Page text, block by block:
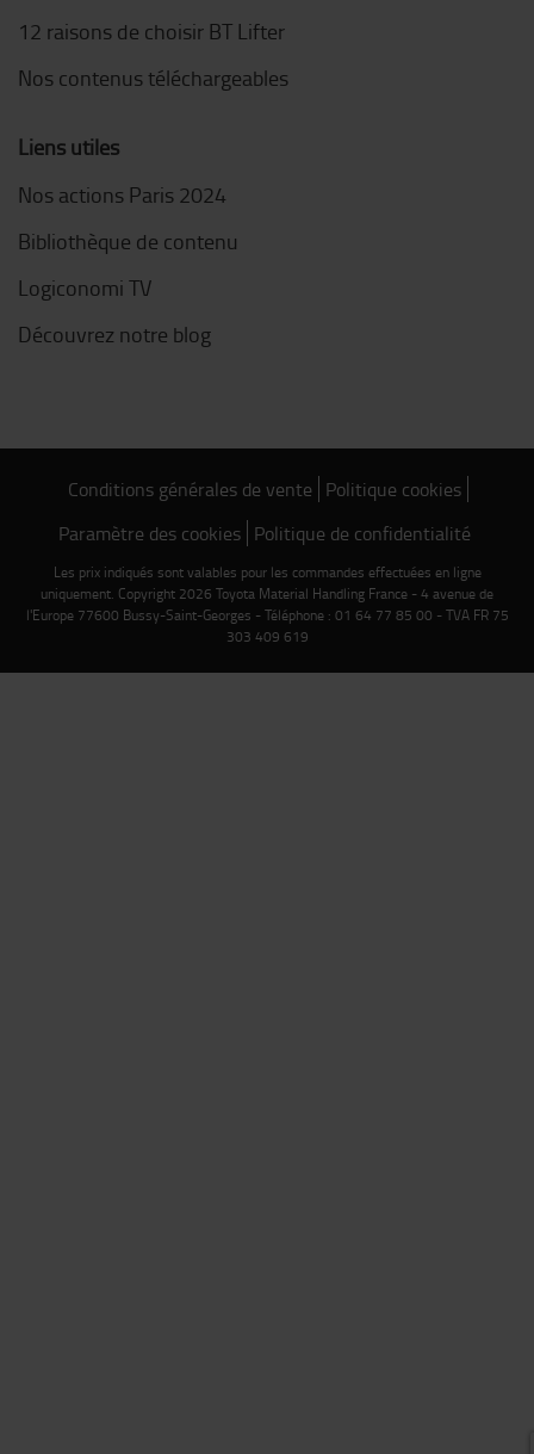
12 raisons de choisir BT Lifter
Nos contenus téléchargeables
Liens utiles
Nos actions Paris 2024
Bibliothèque de contenu
Logiconomi TV
Découvrez notre blog
Conditions générales de vente Politique cookies
Paramètre des cookies Politique de confidentialité
Les prix indiqués sont valables pour les commandes effectuées en ligne
uniquement. Copyright 2026 Toyota Material Handling France - 4 avenue de
l'Europe 77600 Bussy-Saint-Georges - Téléphone : 01 64 77 85 00 - TVA FR 75
303 409 619